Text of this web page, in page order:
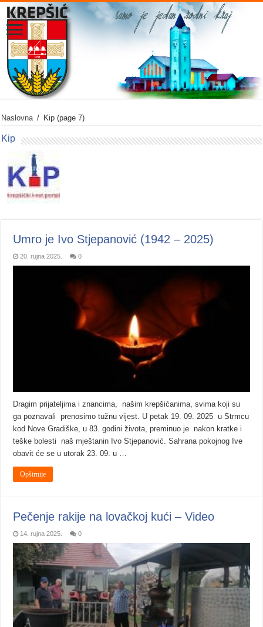
Naslovna / Kip (page 7)
Kip
Umro je Ivo Stjepanović (1942 – 2025)
20. rujna 2025. 0
Dragim prijateljima i znancima, našim krepšićanima, svima koji su
ga poznavali prenosimo tužnu vijest. U petak 19. 09. 2025 u Strmcu
kod Nove Gradiške, u 83. godini života, preminuo je nakon kratke i
teške bolesti naš mještanin Ivo Stjepanović. Sahrana pokojnog Ive
obavit će se u utorak 23. 09. u …
Opširnije
Pečenje rakije na lovačkoj kući – Video
14. rujna 2025. 0